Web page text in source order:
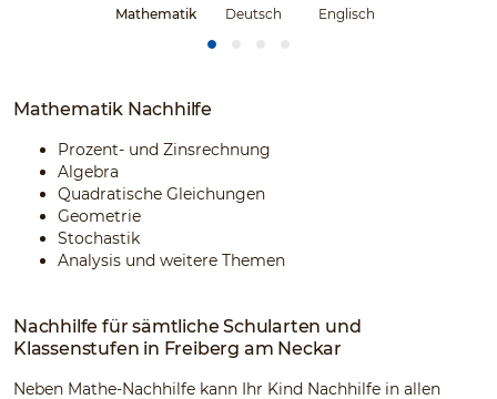
Mathematik Deutsch Englisch
Mathematik Nachhilfe
Prozent- und Zinsrechnung
Algebra
Quadratische Gleichungen
Geometrie
Stochastik
Analysis und weitere Themen
Nachhilfe für sämtliche Schularten und
Klassenstufen in Freiberg am Neckar
Neben Mathe-Nachhilfe kann Ihr Kind Nachhilfe in allen